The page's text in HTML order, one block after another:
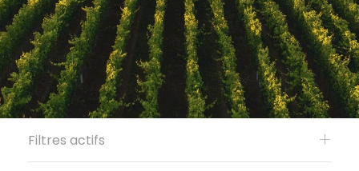
Filtres actifs